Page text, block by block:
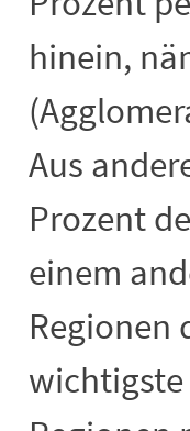
hinein,
Aus
Prozent
einem
Regionen